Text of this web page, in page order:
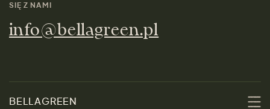
SIĘ Z NAMI
info@bellagreen.pl
BELLAGREEN